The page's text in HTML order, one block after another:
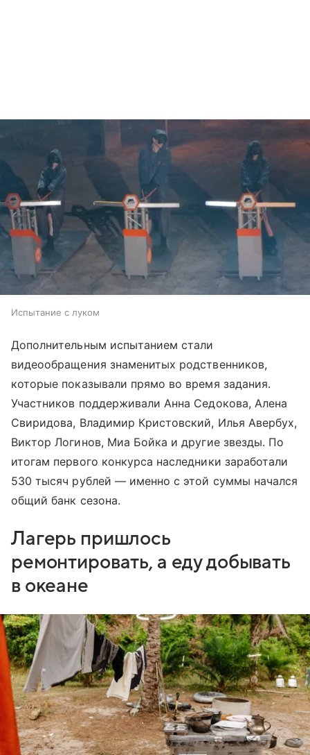
Испытание с луком
Дополнительным испытанием стали
видеообращения знаменитых родственников,
которые показывали прямо во время задания.
Участников поддерживали Анна Седокова, Алена
Свиридова, Владимир Кристовский, Илья Авербух,
Виктор Логинов, Миа Бойка и другие звезды. По
итогам первого конкурса наследники заработали
530 тысяч рублей — именно с этой суммы начался
общий банк сезона.
Лагерь пришлось
ремонтировать, а еду добывать
в океане